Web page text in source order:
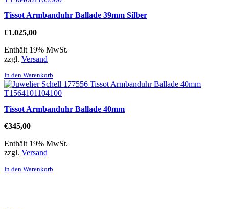
Tissot Armbanduhr Ballade 39mm Silber
€1.025,00
Enthält 19% MwSt.
zzgl. Versand
In den Warenkorb
Tissot Armbanduhr Ballade 40mm
€345,00
Enthält 19% MwSt.
zzgl. Versand
In den Warenkorb